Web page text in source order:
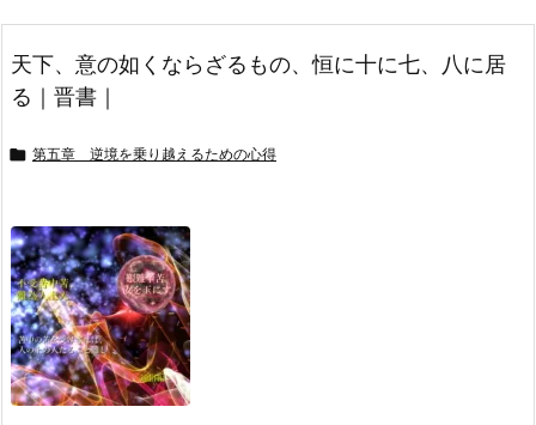
天下、意の如くならざるもの、恒に十に七、八に居
る｜晋書｜
 第五章 逆境を乗り越えるための心得